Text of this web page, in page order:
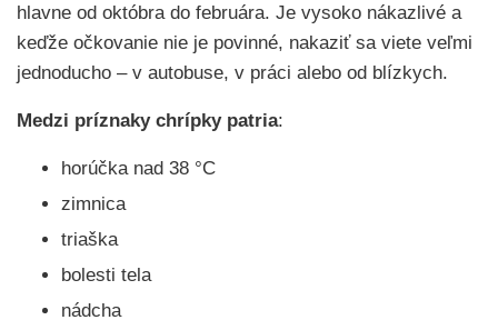
hlavne od októbra do februára. Je vysoko nákazlivé a
keďže očkovanie nie je povinné, nakaziť sa viete veľmi
jednoducho – v autobuse, v práci alebo od blízkych.
Medzi príznaky chrípky patria:
horúčka nad 38 °C
zimnica
triaška
bolesti tela
nádcha